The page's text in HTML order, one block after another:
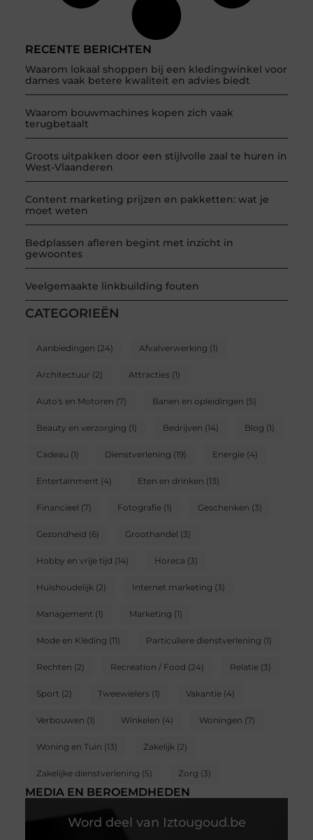
RECENTE BERICHTEN
Waarom lokaal shoppen bij een kledingwinkel voor
dames vaak betere kwaliteit en advies biedt
Waarom bouwmachines kopen zich vaak
terugbetaalt
Groots uitpakken door een stijlvolle zaal te huren in
West-Vlaanderen
Content marketing prijzen en pakketten: wat je
moet weten
Bedplassen afleren begint met inzicht in
gewoontes
Veelgemaakte linkbuilding fouten
CATEGORIEËN
Aanbiedingen (24) Afvalverwerking (1)
Architectuur (2) Attracties(1)
Auto's en Motoren (7) Banen en opleidingen (5)
Beauty en verzorging (1) Bedrijven (14) Blog (1)
Cadeau (1) Dienstverlening (19) Energie(4)
Entertainment (4) Eten en drinken (13)
Financieel (7) Fotografie(1) Geschenken (3)
Gezondheid (6) Groothandel (3)
Hobby en vrije tijd (14) Horeca (3)
Huishoudelijk (2) Internet marketing (3)
Management (1) Marketing (1)
Mode en Kleding (11) Particuliere dienstverlening (1)
Rechten (2) Recreation / Food (24) Relatie(3)
Sport (2) Tweewielers(1) Vakantie(4)
Verbouwen (1) Winkelen (4) Woningen (7)
Woning en Tuin (13) Zakelijk (2)
Zakelijke dienstverlening (5) Zorg (3)
MEDIA EN BEROEMDHEDEN
Word deel van Iztougoud.be